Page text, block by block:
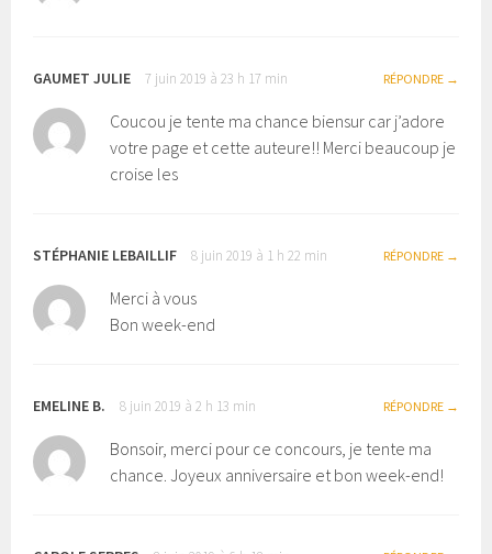
GAUMET JULIE 7 juin 2019 à 23 h 17 min RÉPONDRE
Coucou je tente ma chance biensur car j’adore
votre page et cette auteure!! Merci beaucoup je
croise les
STÉPHANIE LEBAILLIF 8 juin 2019 à 1 h 22 min RÉPONDRE
Merci à vous
Bon week-end
EMELINE B. 8 juin 2019 à 2 h 13 min RÉPONDRE
Bonsoir, merci pour ce concours, je tente ma
chance. Joyeux anniversaire et bon week-end!